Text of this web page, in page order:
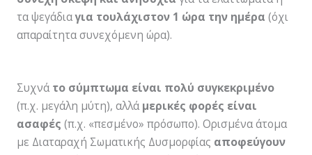
τα ψεγάδιαγια τουλάχιστον 1 ώρα την ημέρα (όχι
απαραίτητα συνεχόμενη ώρα).
Συχνά το σύμπτωμα είναι πολύ συγκεκριμένο
(π.χ. μεγάλη μύτη), αλλά μερικές φορές είναι
ασαφές (π.χ. «πεσμένο» πρόσωπο). Ορισμένα άτομα
µε Διαταραχή Σωματικής Δυσμορφίας αποφεύγουν